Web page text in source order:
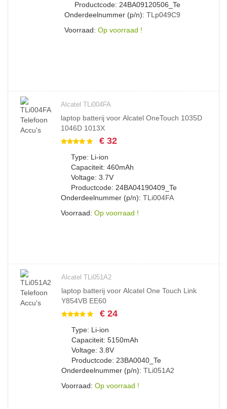
Productcode: 24BA09120506_Te
Onderdeelnummer (p/n): TLp049C9
Voorraad: Op voorraad !
Alcatel TLi004FA
laptop batterij voor Alcatel OneTouch 1035D
1046D 1013X
€ 32
Type: Li-ion
Capaciteit: 460mAh
Voltage: 3.7V
Productcode: 24BA04190409_Te
Onderdeelnummer (p/n): TLi004FA
Voorraad: Op voorraad !
Alcatel TLi051A2
laptop batterij voor Alcatel One Touch Link
Y854VB EE60
€ 24
Type: Li-ion
Capaciteit: 5150mAh
Voltage: 3.8V
Productcode: 23BA0040_Te
Onderdeelnummer (p/n): TLi051A2
Voorraad: Op voorraad !